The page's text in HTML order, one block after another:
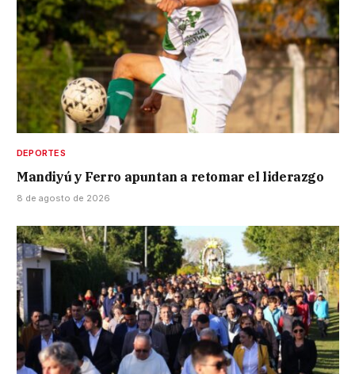
DEPORTES
Mandiyú y Ferro apuntan a retomar el liderazgo
8 de agosto de 2026